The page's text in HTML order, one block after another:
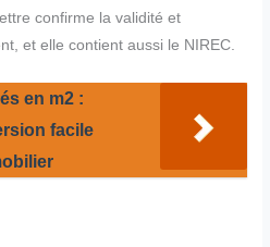
confirme la validité et
et elle contient aussi le NIREC.
en m2 :
facile